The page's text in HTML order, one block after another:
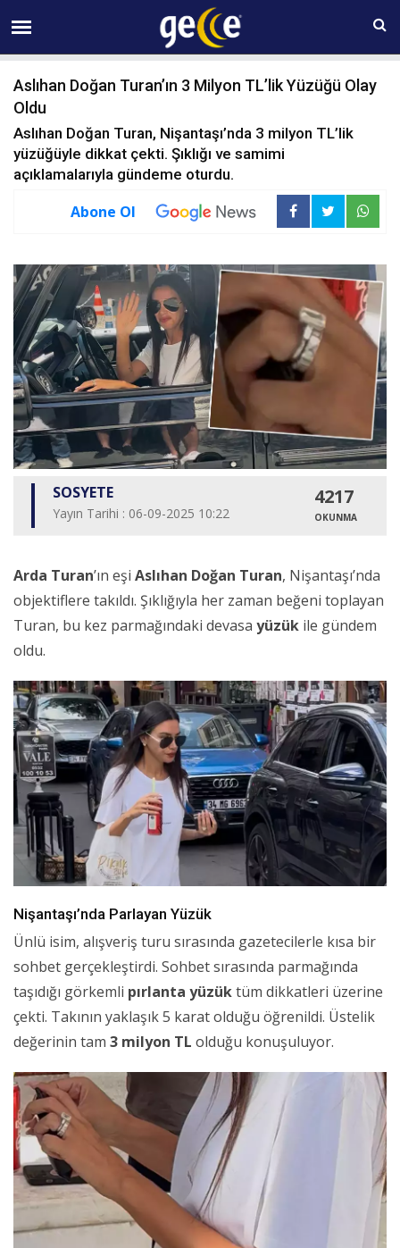
08 AĞUSTOS Cumartesi 06:06
Aslıhan Doğan Turan’ın 3 Milyon TL’lik Yüzüğü Olay
Oldu
Aslıhan Doğan Turan, Nişantaşı’nda 3 milyon TL’lik
yüzüğüyle dikkat çekti. Şıklığı ve samimi
açıklamalarıyla gündeme oturdu.
Abone Ol
SOSYETE
Yayın Tarihi : 06-09-2025 10:22
4217
OKUNMA
Arda Turan’ın eşi Aslıhan Doğan Turan, Nişantaşı’nda
objektiflere takıldı. Şıklığıyla her zaman beğeni toplayan
Turan, bu kez parmağındaki devasa yüzük ile gündem
oldu.
Nişantaşı’nda Parlayan Yüzük
Ünlü isim, alışveriş turu sırasında gazetecilerle kısa bir
sohbet gerçekleştirdi. Sohbet sırasında parmağında
taşıdığı görkemli pırlanta yüzüktüm dikkatleri üzerine
çekti. Takının yaklaşık 5 karat olduğu öğrenildi. Üstelik
değerinin tam 3 milyon TL olduğu konuşuluyor.